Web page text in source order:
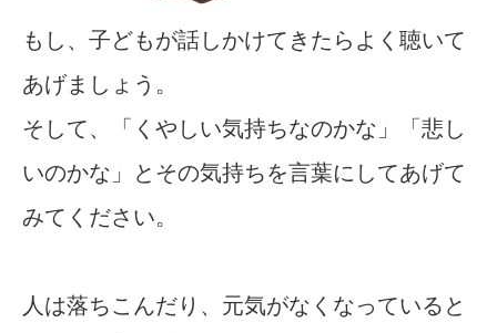
もし、子どもが話しかけてきたらよく聴いて
あげましょう。
そして、「くやしい気持ちなのかな」「悲し
いのかな」とその気持ちを言葉にしてあげて
みてください。
人は落ちこんだり、元気がなくなっていると